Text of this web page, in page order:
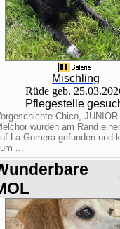
Mischling
Rüde geb.
Pflegestelle
Chico, JUNIOR
wurden am Rand
La Gomera gefunden und
...